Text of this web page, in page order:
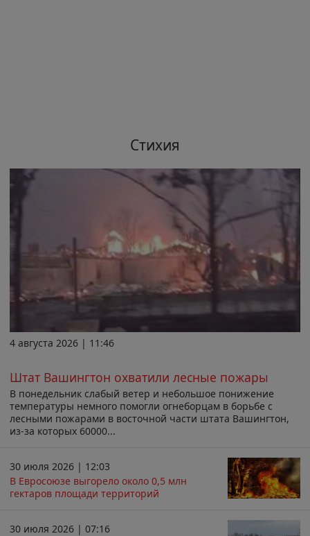
Стихия
4 августа 2026 | 11:46
Штат Вашингтон охватили лесные пожары
В понедельник слабый ветер и небольшое понижение
температуры немного помогли огнеборцам в борьбе с
лесными пожарами в восточной части штата Вашингтон,
из-за которых 60000...
30 июля 2026 | 12:03
В Евросоюзе выгорело около 0,5 млн
гектаров площади территорий
30 июля 2026 | 07:16